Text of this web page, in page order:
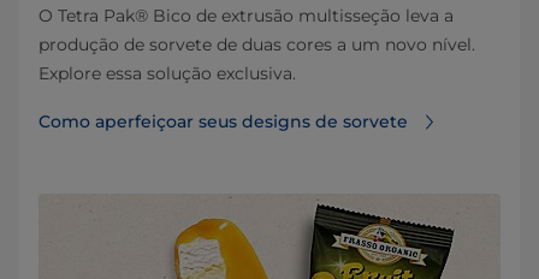
O Tetra Pak® Bico de extrusão multisseção leva a
produção de sorvete de duas cores a um novo nível.
Explore essa solução exclusiva.
Como aperfeiçoar seus designs de sorvete